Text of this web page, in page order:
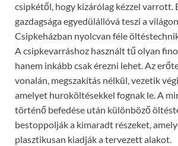
csipkétől, hogy kizárólag kézzel varrott.
gazdagsága egyedülállóvá teszi a
Csipkeházban nyolcvan féle
A csipkevarráshoz használt tű olyan
hanem inkább csak érezni lehet. Az
vonalán, megszakítás nélkül, vezetik
amelyet huroköltésekkel fognak le. A
történő befedése után különböző
bestoppolják a kimaradt részeket,
plasztikusan kiadják a tervezett alakot.